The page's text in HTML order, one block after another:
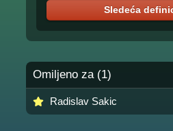
Sledeća
Omiljeno za (1)
Radislav Sakic